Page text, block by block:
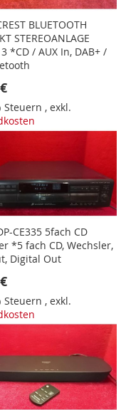
BLUETOOTH
STEREOANLAGE
*CD / AUX In, DAB+ /
Steuern ,exkl.
CE335 5fach CD
*5 fach CD, Wechsler,
Digital Out
Steuern ,exkl.